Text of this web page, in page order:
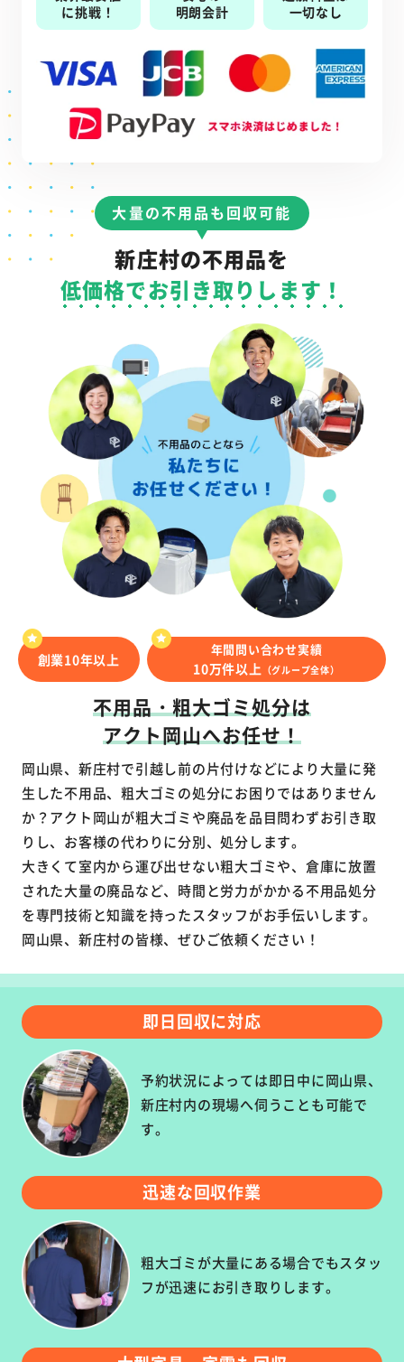
に挑戦！
明朗会計
一切なし
大量の不用品も回収可能
新庄村の不用品を
低価格でお引き取りします！
創業10年以上
年間問い合わせ実績
10万件以上 （グループ全体）
不用品・粗大ゴミ処分は
アクト岡山へお任せ！
岡山県、新庄村で引越し前の片付けなどにより大量に発
生した不用品、粗大ゴミの処分にお困りではありません
か？アクト岡山が粗大ゴミや廃品を品目問わずお引き取
りし、お客様の代わりに分別、処分します。
大きくて室内から運び出せない粗大ゴミや、倉庫に放置
された大量の廃品など、時間と労力がかかる不用品処分
を専門技術と知識を持ったスタッフがお手伝いします。
岡山県、新庄村の皆様、ぜひご依頼ください！
即日回収に対応
予約状況によっては即日中に岡山県、
新庄村内の現場へ伺うことも可能で
す。
迅速な回収作業
粗大ゴミが大量にある場合でもスタッ
フが迅速にお引き取りします。